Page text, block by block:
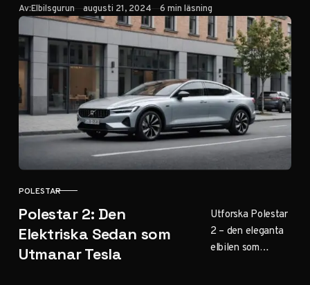
lovar att
omdefinierar sin
klass. Från design
till teknik, här är
allt vi vet. Klicka
för
framtidsinblick!
Av:Elbilsgurun Publicerad
augusti 21, 2024 6 min läsning
KATEGORI
POLESTAR
Polestar 2: Den
Elektriska Sedan som
Utmanar Tesla
Utforska Polestar
2 – den eleganta
elbilen som